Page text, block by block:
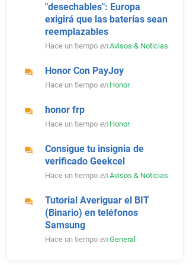
"desechables": Europa
exigirá que las baterías sean
reemplazables
Hace un tiempo enAvisos & Noticias
Honor Con PayJoy
Hace un tiempo en Honor
honor frp
Hace un tiempo en Honor
Consigue tu insignia de
verificado Geekcel
Hace un tiempo enAvisos & Noticias
Tutorial Averiguar el BIT
(Binario) en teléfonos
Samsung
Hace un tiempo enGeneral